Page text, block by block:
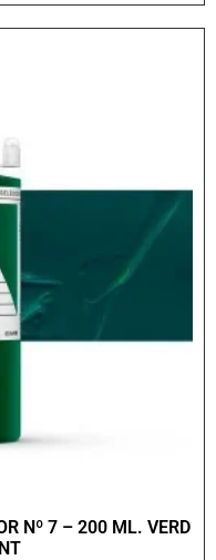
Nº 7 – 200 ML. VERD